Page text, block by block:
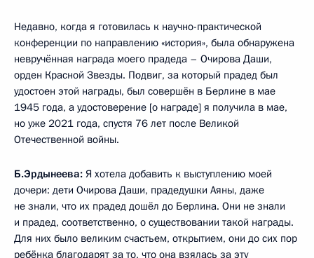
Недавно, когда я готовилась к научно-практической
конференции по направлению «история», была обнаружена
невручённая награда моего прадеда – Очирова Даши,
орден Красной Звезды. Подвиг, за который прадед был
удостоен этой награды, был совершён в Берлине в мае
1945 года, а удостоверение [о награде] я получила в мае,
но уже 2021 года, спустя 76 лет после Великой
Отечественной войны.
Б.Эрдынеева: Я хотела добавить к выступлению моей
дочери: дети Очирова Даши, прадедушки Аяны, даже
не знали, что их прадед дошёл до Берлина. Они не знали
и прадед, соответственно, о существовании такой награды.
Для них было великим счастьем, открытием, они до сих пор
ребёнка благодарят за то, что она взялась за эту